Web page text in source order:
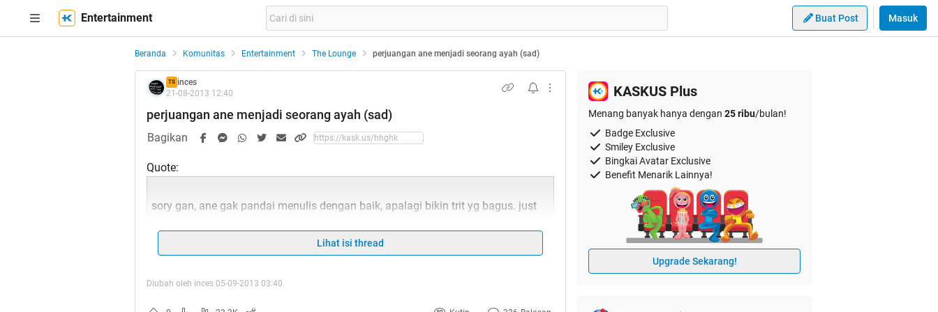
Entertainment Buat Post Masuk
Beranda Komunitas Entertainment The Lounge perjuangan ane menjadi seorang ayah (sad)
TS inces
21-08-2013 12:40
perjuangan ane menjadi seorang ayah (sad)
Bagikan
Quote:
sory gan, ane gak pandai menulis dengan baik, apalagi bikin trit yg bagus. just
Lihat isi thread
Diubah oleh inces 05-09-2013 03:40
KASKUS Plus
Menang banyak hanya dengan 25 ribu/bulan!
Badge Exclusive
Smiley Exclusive
Bingkai Avatar Exclusive
Benefit Menarik Lainnya!
Upgrade Sekarang!